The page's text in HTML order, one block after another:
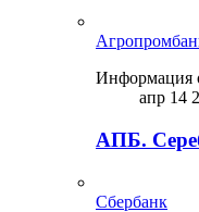
Информация
апр 14
АПБ.
Сбербанк